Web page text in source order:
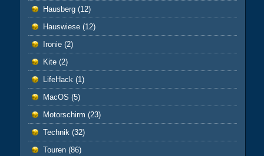
Hausberg(12)
Hauswiese(12)
Ironie(2)
Kite(2)
LifeHack (1)
MacOS (5)
Motorschirm (23)
Technik (32)
Touren(86)